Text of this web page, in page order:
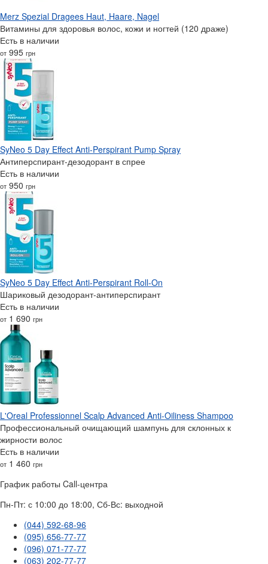
Merz Spezial Dragees Haut, Haare, Nagel
Витамины для здоровья волос, кожи и ногтей (120 драже)
Есть в наличии
от 995 грн
SyNeo 5 Day Effect Anti-Perspirant Pump Spray
Антиперспирант-дезодорант в спрее
Есть в наличии
от 950 грн
SyNeo 5 Day Effect Anti-Perspirant Roll-On
Шариковый дезодорант-антиперспирант
Есть в наличии
от 1 690 грн
L'Oreal Professionnel Scalp Advanced Anti-Oiliness Shampoo
Профессиональный очищающий шампунь для склонных к
жирности волос
Есть в наличии
от 1 460 грн
График работы Call-центра
Пн-Пт: с 10:00 до 18:00, Сб-Вс: выходной
(044) 592-68-96
(095) 656-77-77
(096) 071-77-77
(063) 202-77-77